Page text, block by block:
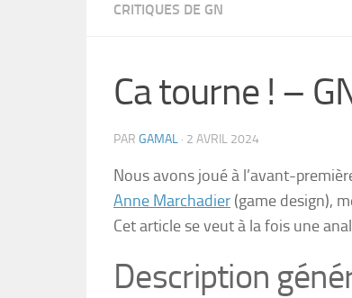
CRITIQUES DE GN
Ca tourne ! –
PAR GAMAL · 2 AVRIL 2024
Nous avons joué à l’avant-
Anne Marchadier (game design),
Cet article se veut à la fois une
Description